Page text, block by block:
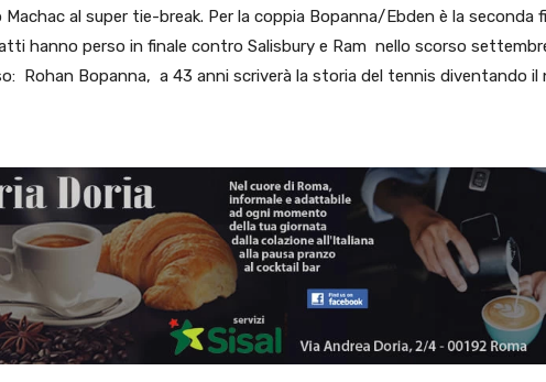
al super tie-break. Per la coppia Bopanna/Ebden è la seconda
hanno perso in finale contro Salisbury e Ram nello scorso
Rohan Bopanna, a 43 anni scriverà la storia del tennis diventando il